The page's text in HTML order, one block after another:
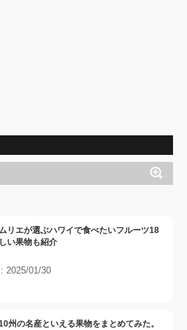
リエが選ぶハワイで食べたいフルーツ18
い果物も紹介
2025/01/30
州の名産といえる果物をまとめてみた。